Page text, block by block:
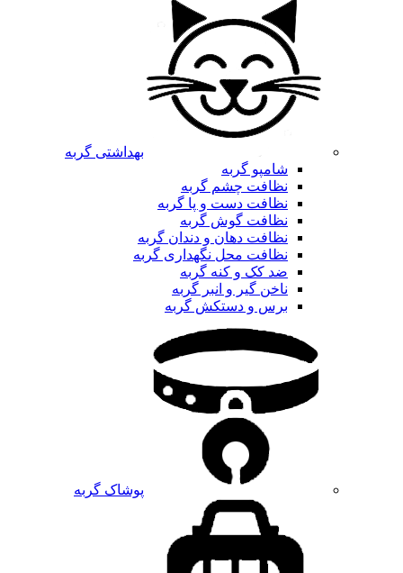
بهداشتی گربه
شامپو گربه
نظافت چشم گربه
نظافت دست و پا گربه
نظافت گوش گربه
نظافت دهان و دندان گربه
نظافت محل نگهداری گربه
ضد کک و کنه گربه
ناخن گیر و انبر گربه
برس و دستکش گربه
پوشاک گربه